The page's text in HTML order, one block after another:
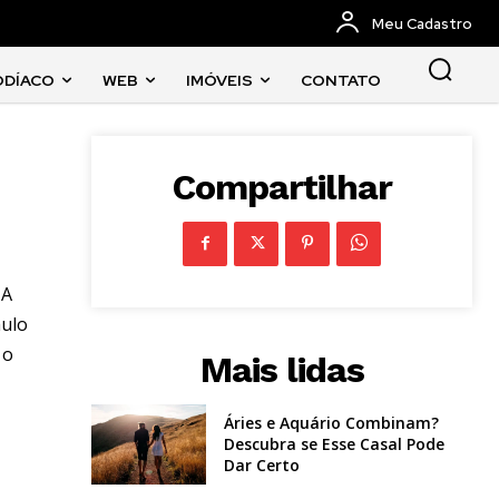
Meu Cadastro
WEB IMÓVEIS CONTATO
Compartilhar
Mais lidas
Áries e Aquário Combinam?
Descubra se Esse Casal Pode
Dar Certo